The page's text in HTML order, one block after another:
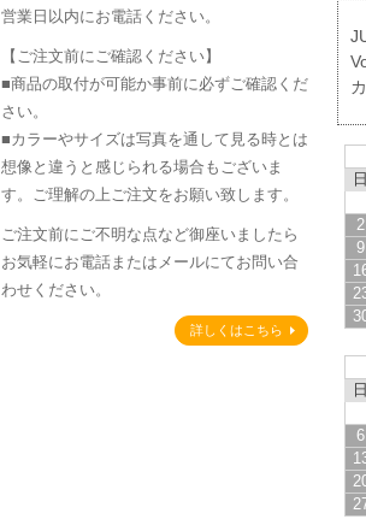
営業日以内にお電話ください。
【ご注文前にご確認ください】
■商品の取付が可能か事前に必ずご確認くだ
さい。
■カラーやサイズは写真を通して見る時とは
想像と違うと感じられる場合もございま
す。ご理解の上ご注文をお願い致します。
ご注文前にご不明な点など御座いましたら
お気軽にお電話またはメールにてお問い合
わせください。
詳しくはこちら
日
2
9
日
6